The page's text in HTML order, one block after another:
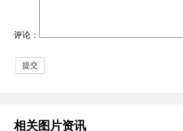
评论：
相关图片资讯